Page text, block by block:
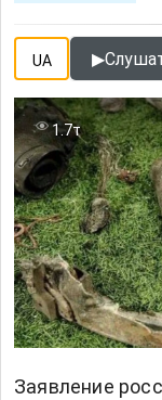
UA ▶
1.7т
Заявление